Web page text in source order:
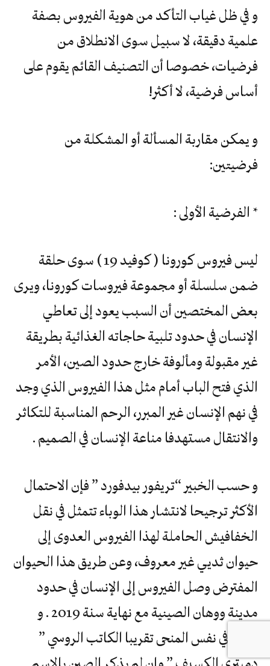
و في ظل غياب التأكد من هوية الفيروس بصفة
علمية دقيقة، لا سبيل سوى الانطلاق من
فرضيات، خصوصا أن التصنيف القائم يقوم على
أساس فرضية، لا أكثر!
و يمكن مقاربة المسألة أو المشكلة من
فرضيتين:
* الفرضية الأولى :
ليس فيروس كورونا ( كوفيد 19 ) سوى حلقة
ضمن سلسلة أو مجموعة فيروسات كورونا، ويرى
بعض المختصين أن السبب يعود إلى تعاطي
الإنسان في حدود تلبية حاجاته الغذائية بطريقة
غير مقبولة ومألوفة خارج حدود الصين، الأمر
الذي فتح الباب أمام مثل هذا الفيروس الذي وجد
في نهم الإنسان غير المبرر، الرحم المناسبة للتكاثر
والانتقال مستهدفا مناعة الإنسان في الصميم .
و حسب الخبير “تريفور بيدفورد ” فإن الاحتمال
الأكثر ترجيحا لانتشار هذا الوباء تتمثل في نقل
الخفافيش الحاملة لهذا الفيروس العدوى إلى
حيوان ثديي غير معروف، وعن طريق هذا الحيوان
المفترض وصل الفيروس إلى الإنسان في حدود
مدينة ووهان الصينية مع نهاية سنة 2019 . و
ذهب في نفس المنحى تقريبا الكاتب الروسي ”